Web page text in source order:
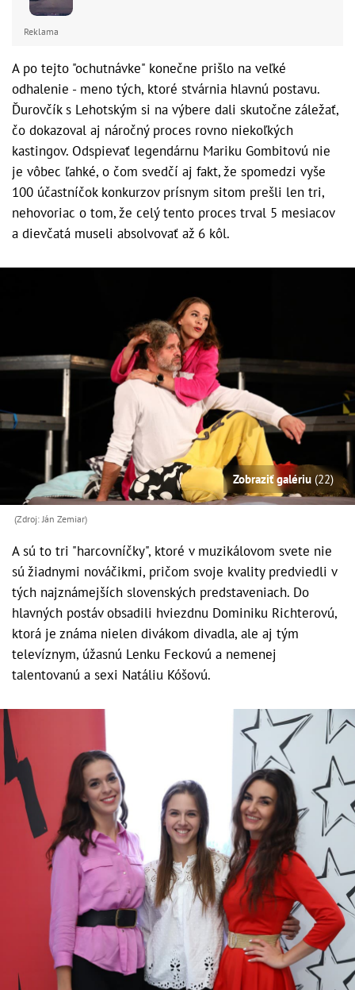
Reklama
A po tejto "ochutnávke" konečne prišlo na veľké
odhalenie - meno tých, ktoré stvárnia hlavnú postavu.
Ďurovčík s Lehotským si na výbere dali skutočne záležať,
čo dokazoval aj náročný proces rovno niekoľkých
kastingov. Odspievať legendárnu Mariku Gombitovú nie
je vôbec ľahké, o čom svedčí aj fakt, že spomedzi vyše
100 účastníčok konkurzov prísnym sitom prešli len tri,
nehovoriac o tom, že celý tento proces trval 5 mesiacov
a dievčatá museli absolvovať až 6 kôl.
Zobraziť galériu (22)
(Zdroj: Ján Zemiar)
A sú to tri "harcovníčky", ktoré v muzikálovom svete nie
sú žiadnymi nováčikmi, pričom svoje kvality predviedli v
tých najznámejších slovenských predstaveniach. Do
hlavných postáv obsadili hviezdnu Dominiku Richterovú,
ktorá je známa nielen divákom divadla, ale aj tým
televíznym, úžasnú Lenku Feckovú a nemenej
talentovanú a sexi Natáliu Kóšovú.